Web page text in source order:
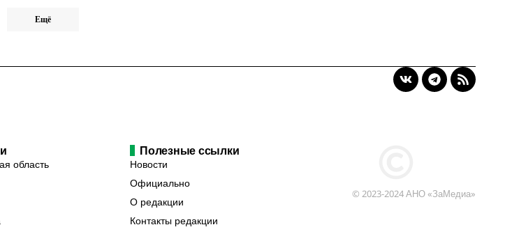
Ещё
область
Полезные ссылки
Новости
Официально
О редакции
Контакты редакции
© 2023-2024 АНО «ЗаМедиа»